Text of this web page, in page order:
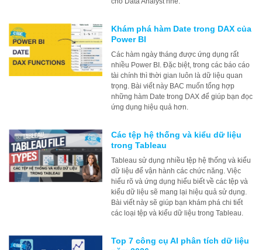
Khám phá hàm Date trong DAX của
Power BI
Các hàm ngày tháng được ứng dụng rất
nhiều Power BI. Đặc biệt, trong các báo cáo
tài chính thì thời gian luôn là dữ liệu quan
trọng. Bài viết này BAC muốn tổng hợp
những hàm Date trong DAX để giúp bạn đọc
ứng dụng hiệu quả hơn.
Các tệp hệ thống và kiểu dữ liệu
trong Tableau
Tableau sử dụng nhiều tệp hệ thống và kiểu
dữ liệu để vận hành các chức năng. Việc
hiểu rõ và ứng dụng hiểu biết về các tệp và
kiểu dữ liệu sẽ mang lại hiệu quả sử dụng.
Bài viết này sẽ giúp bạn khám phá chi tiết
các loại tệp và kiểu dữ liệu trong Tableau.
Top 7 công cụ AI phân tích dữ liệu